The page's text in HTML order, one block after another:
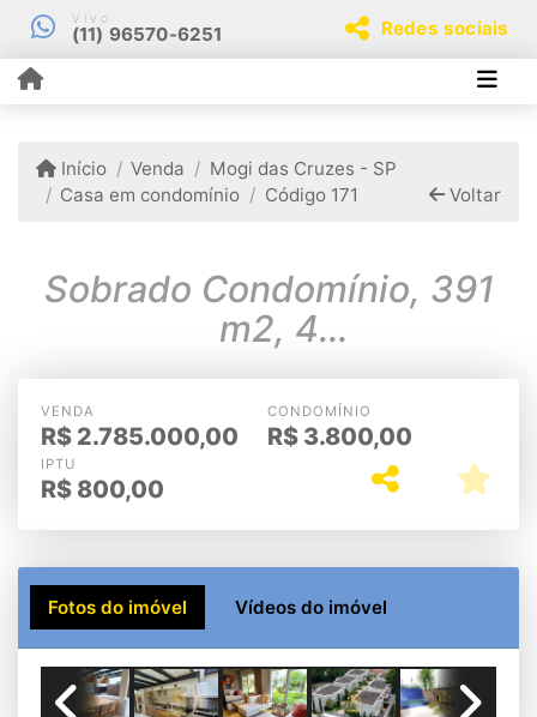
Vivo
(11) 96570-6251 Redes sociais
Início Venda
Mogi das Cruzes - SP
Casa em condomínio
Código 171 Voltar
Sobrado Condomínio, 391
m2, 4
sts,Piscina,Sauna,Amplo
Gourmet, Mobiliada
VENDA
R$ 2.785.000,00
CONDOMÍNIO
R$ 3.800,00
IPTU
R$ 800,00
Fotos do imóvel Vídeos do imóvel